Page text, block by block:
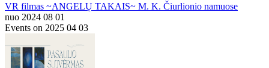
VR filmas ~ANGELŲ TAKAIS~ M. K. Čiurlionio namuose
nuo 2024 08 01
Events on 2025 04 03